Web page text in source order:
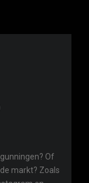
Of
markt? Zoals